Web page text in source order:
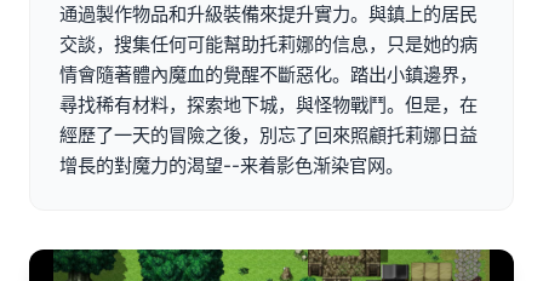
通過製作物品和升級裝備來提升實力。與鎮上的居民
交談，搜集任何可能幫助托莉娜的信息，只是她的病
情會隨著體內魔血的覺醒不斷惡化。踏出小鎮邊界，
尋找稀有材料，探索地下城，與怪物戰鬥。但是，在
經歷了一天的冒險之後，別忘了回來照顧托莉娜日益
增長的對魔力的渴望--来着影色渐染官网。